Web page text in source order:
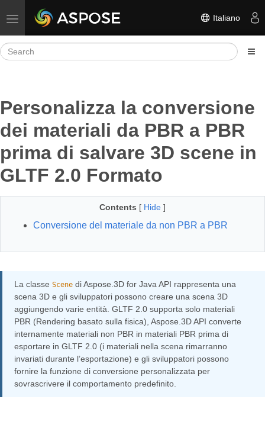
Toggle navigation Italiano
Personalizza la conversione
dei materiali da PBR a PBR
prima di salvare 3D scene in
GLTF 2.0 Formato
Contents [ Hide ]
Conversione del materiale da non PBR a PBR
La classe Scene di Aspose.3D for Java API rappresenta una
scena 3D e gli sviluppatori possono creare una scena 3D
aggiungendo varie entità. GLTF 2.0 supporta solo materiali
PBR (Rendering basato sulla fisica), Aspose.3D API converte
internamente materiali non PBR in materiali PBR prima di
esportare in GLTF 2.0 (i materiali nella scena rimarranno
invariati durante l’esportazione) e gli sviluppatori possono
fornire la funzione di conversione personalizzata per
sovrascrivere il comportamento predefinito.